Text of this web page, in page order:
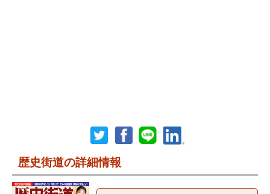
歴史街道の詳細情報